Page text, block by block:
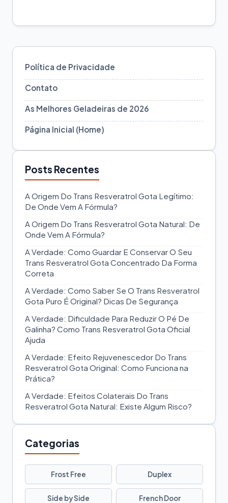
Política de Privacidade
Contato
As Melhores Geladeiras de 2026
Página Inicial (Home)
Posts Recentes
A Origem Do Trans Resveratrol Gota Legítimo:
De Onde Vem A Fórmula?
A Origem Do Trans Resveratrol Gota Natural: De
Onde Vem A Fórmula?
A Verdade: Como Guardar E Conservar O Seu
Trans Resveratrol Gota Concentrado Da Forma
Correta
A Verdade: Como Saber Se O Trans Resveratrol
Gota Puro É Original? Dicas De Segurança
A Verdade: Dificuldade Para Reduzir O Pé De
Galinha? Como Trans Resveratrol Gota Oficial
Ajuda
A Verdade: Efeito Rejuvenescedor Do Trans
Resveratrol Gota Original: Como Funciona na
Prática?
A Verdade: Efeitos Colaterais Do Trans
Resveratrol Gota Natural: Existe Algum Risco?
Categorias
Frost Free Duplex
Side by Side French Door